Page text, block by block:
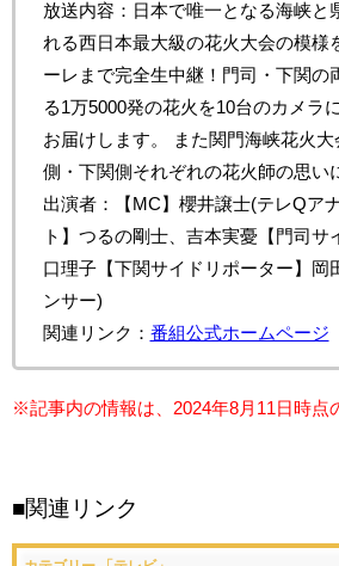
放送内容：日本で唯一となる海峡と
れる西日本最大級の花火大会の模様
ーレまで完全生中継！門司・下関の
る1万5000発の花火を10台のカメラ
お届けします。 また関門海峡花火大
側・下関側それぞれの花火師の思い
出演者：【MC】櫻井譲士(テレQア
ト】つるの剛士、吉本実憂【門司サ
口理子【下関サイドリポーター】岡
ンサー)
関連リンク： 番組公式ホームページ
※記事内の情報は、2024年8 月11日時点
■関連リンク